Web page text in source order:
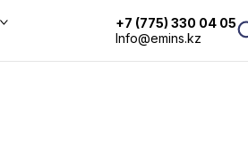
+7 (775) 330 04 05
Info@emins.kz